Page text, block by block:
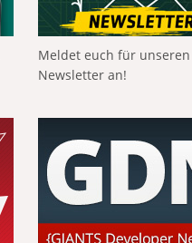
Meldet euch für unseren
Newsletter an!